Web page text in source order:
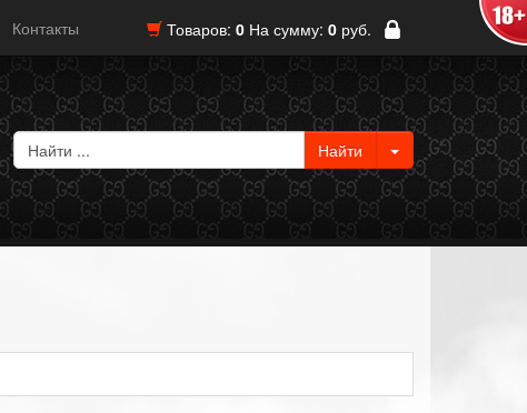
Товаров: 0 На сумму: 0 руб.
Контакты